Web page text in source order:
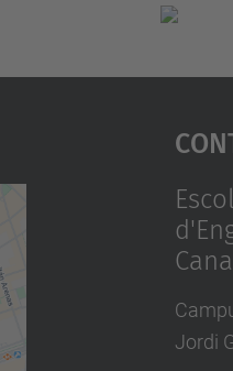
Jordi